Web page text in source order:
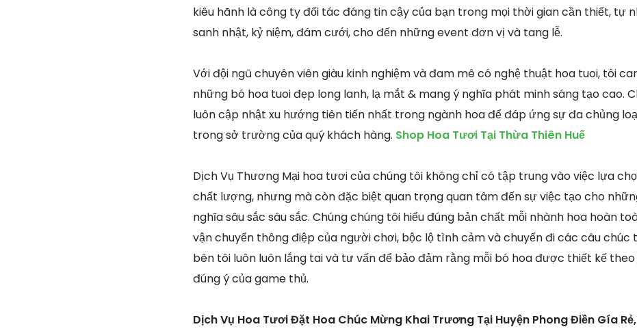
kiêu hãnh là công ty đối tác đáng tin cậy của bạn trong mọi thời gian cần thiết, tự
sanh nhật, kỷ niệm, đám cưới, cho đến những event đơn vị và tang lễ.
Với đội ngũ chuyên viên giàu kinh nghiệm và đam mê có nghệ thuật hoa tuoi, tôi
những bó hoa tuoi đẹp long lanh, lạ mắt & mang ý nghĩa phát minh sáng tạo cao.
luôn cập nhật xu hướng tiên tiến nhất trong ngành hoa để đáp ứng sự đa chủng
trong sở trường của quý khách hàng. Shop Hoa Tươi Tại Thừa Thiên Huế
Dịch Vụ Thương Mại hoa tươi của chúng tôi không chỉ có tập trung vào việc lựa
chất lượng, nhưng mà còn đặc biệt quan trọng quan tâm đến sự việc tạo cho
nghĩa sâu sắc sâu sắc. Chúng chúng tôi hiểu đúng bản chất mỗi nhành hoa hoàn
vận chuyển thông điệp của người chơi, bộc lộ tình cảm và chuyển đi các câu chúc
bên tôi luôn luôn lắng tai và tư vấn để bảo đảm rằng mỗi bó hoa được thiết kế
đúng ý của game thủ.
Dịch Vụ Hoa Tươi Đặt Hoa Chúc Mừng Khai Trương Tại Huyện Phong Điền Gía